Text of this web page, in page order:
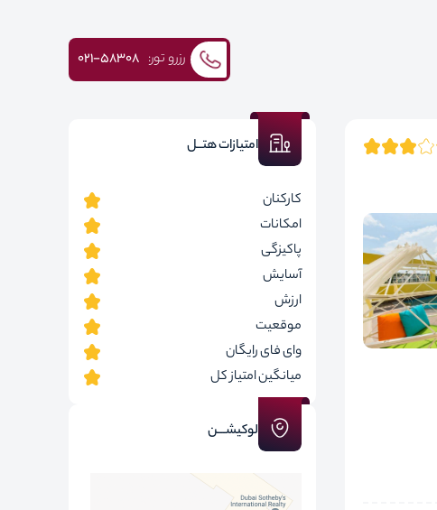
رزرو تور: ۰۲۱-58308
امتیازات هتــل
کارکنان
امکانات
پاکیزگی
آسایش
ارزش
موقعیت
وای فای رایگان
میانگین امتیاز کل
لوکیشـــن